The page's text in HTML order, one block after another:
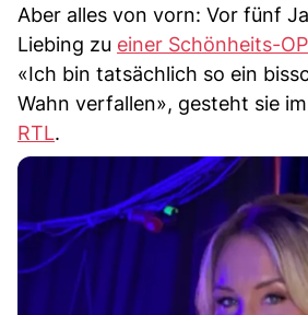
Aber alles von vorn: Vor fünf
Liebing zu einer Schönheits-OP
«Ich bin tatsächlich so ein
Wahn verfallen», gesteht sie
RTL.